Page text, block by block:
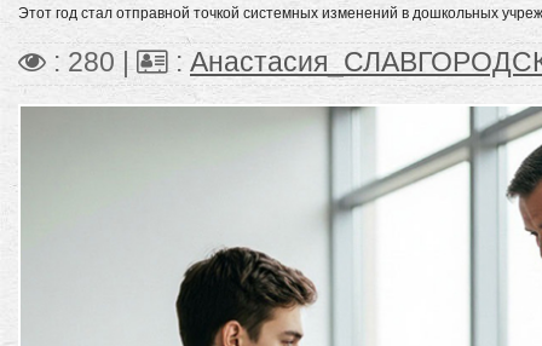
Этот год стал отправной точкой системных изменений в дошкольных
: 280 | :